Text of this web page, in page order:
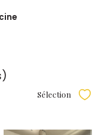
Sélection